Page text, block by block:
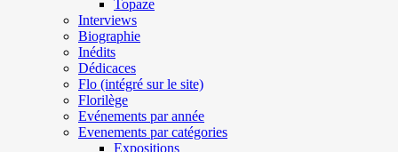
Topaze
Interviews
Biographie
Inédits
Dédicaces
Flo (intégré sur le site)
Florilège
Evénements par année
Evenements par catégories
Expositions